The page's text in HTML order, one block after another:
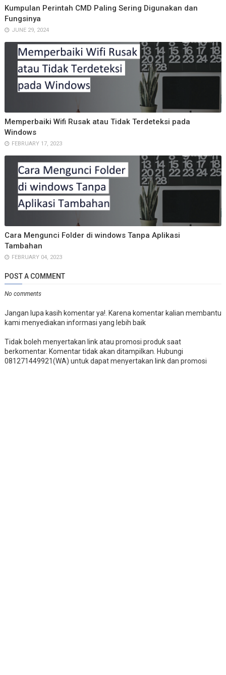
Kumpulan Perintah CMD Paling Sering Digunakan dan
Fungsinya
JUNE 29, 2024
Memperbaiki Wifi Rusak atau Tidak Terdeteksi pada
Windows
FEBRUARY 17, 2023
Cara Mengunci Folder di windows Tanpa Aplikasi
Tambahan
FEBRUARY 04, 2023
POST A COMMENT
No comments
Jangan lupa kasih komentar ya!. Karena komentar kalian membantu
kami menyediakan informasi yang lebih baik
Tidak boleh menyertakan link atau promosi produk saat
berkomentar. Komentar tidak akan ditampilkan. Hubungi
081271449921(WA) untuk dapat menyertakan link dan promosi